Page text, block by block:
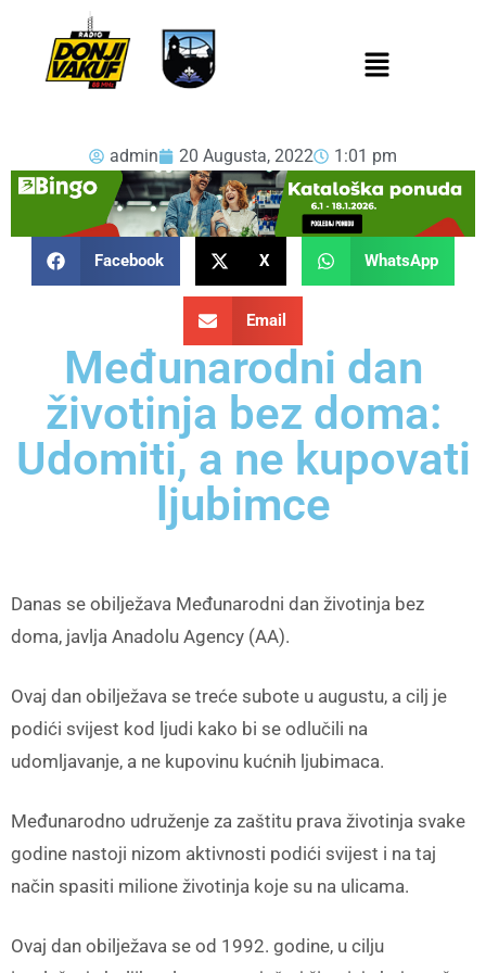
admin 20 Augusta, 2022 1:01 pm
Facebook X WhatsApp
Email
Međunarodni dan
životinja bez doma:
Udomiti, a ne kupovati
ljubimce
Danas se obilježava Međunarodni dan životinja bez
doma, javlja Anadolu Agency (AA).
Ovaj dan obilježava se treće subote u augustu, a cilj je
podići svijest kod ljudi kako bi se odlučili na
udomljavanje, a ne kupovinu kućnih ljubimaca.
Međunarodno udruženje za zaštitu prava životinja svake
godine nastoji nizom aktivnosti podići svijest i na taj
način spasiti milione životinja koje su na ulicama.
Ovaj dan obilježava se od 1992. godine, u cilju